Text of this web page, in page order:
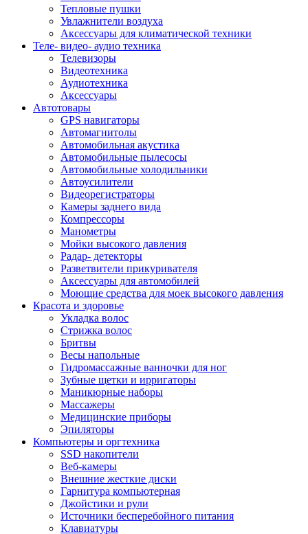
Тепловые пушки
Увлажнители воздуха
Аксессуары для климатической техники
Теле- видео- аудио техника
Телевизоры
Видеотехника
Аудиотехника
Аксессуары
Автотовары
GPS навигаторы
Автомагнитолы
Автомобильная акустика
Автомобильные пылесосы
Автомобильные холодильники
Автоусилители
Видеорегистраторы
Камеры заднего вида
Компрессоры
Манометры
Мойки высокого давления
Радар- детекторы
Разветвители прикуривателя
Аксессуары для автомобилей
Моющие средства для моек высокого давления
Красота и здоровье
Укладка волос
Стрижка волос
Бритвы
Весы напольные
Гидромассажные ванночки для ног
Зубные щетки и ирригаторы
Маникюрные наборы
Массажеры
Медицинские приборы
Эпиляторы
Компьютеры и оргтехника
SSD накопители
Веб-камеры
Внешние жесткие диски
Гарнитура компьютерная
Джойстики и рули
Источники бесперебойного питания
Клавиатуры